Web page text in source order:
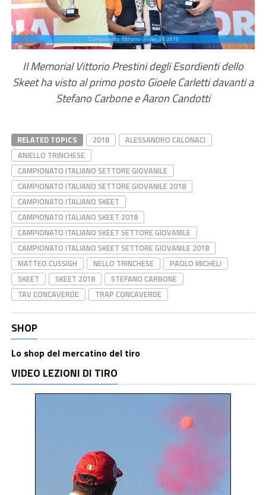
Il Memorial Vittorio Prestini degli Esordienti dello
Skeet ha visto al primo posto Gioele Carletti davanti a
Stefano Carbone e Aaron Candotti
RELATED TOPICS 2018
ALESSANDRO CALONACI
ANIELLO TRINCHESE
CAMPIONATO ITALIANO SETTORE GIOVANILE
CAMPIONATO ITALIANO SETTORE GIOVANILE 2018
CAMPIONATO ITALIANO SKEET
CAMPIONATO ITALIANO SKEET 2018
CAMPIONATO ITALIANO SKEET SETTORE GIOVANILE
CAMPIONATO ITALIANO SKEET SETTORE GIOVANILE 2018
MATTEO CUSSIGH
NELLO TRINCHESE
PAOLO MICHELI
SKEET
SKEET 2018
STEFANO CARBONE
TAV CONCAVERDE
TRAP CONCAVERDE
SHOP
Lo shop del mercatino del tiro
VIDEO LEZIONI DI TIRO